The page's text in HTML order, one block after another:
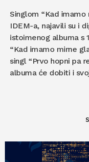
Singlom “Kad
IDEM-a, najavili su i
istoimenog albuma s
“Kad imamo mirne
singl “Prvo hopni pa
albuma će dobiti i